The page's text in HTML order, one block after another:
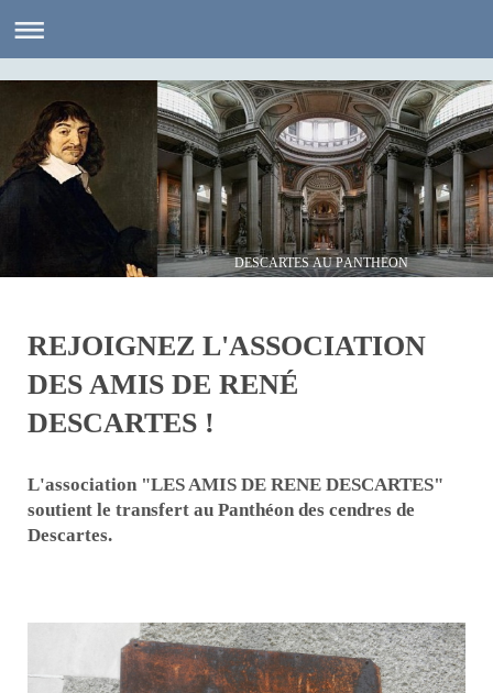
DESCARTES AU PANTHEON
REJOIGNEZ L'ASSOCIATION
DES AMIS DE RENÉ
DESCARTES !
L'association "LES AMIS DE RENE DESCARTES"
soutient le transfert au Panthéon des cendres de
Descartes.